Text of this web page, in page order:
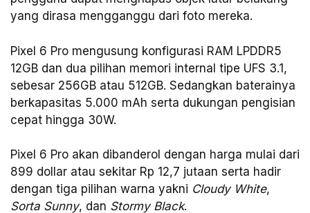
yang dirasa mengganggu dari foto mereka.
Pixel 6 Pro mengusung konfigurasi RAM LPDDR5
12GB dan dua pilihan memori internal tipe UFS 3.1,
sebesar 256GB atau 512GB. Sedangkan baterainya
berkapasitas 5.000 mAh serta dukungan pengisian
cepat hingga 30W.
Pixel 6 Pro akan dibanderol dengan harga mulai dari
899 dollar atau sekitar Rp 12,7 jutaan serta hadir
dengan tiga pilihan warna yakni Cloudy White,
Sorta Sunny, dan Stormy Black.